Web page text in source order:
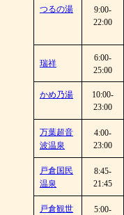
つるの湯
9:00-
22:00
瑞祥
6:00-
25:00
かめ乃湯
10:00-
23:00
万葉超音
波温泉
4:00-
23:00
戸倉国民
温泉
8:45-
21:45
戸倉観世
5:00-